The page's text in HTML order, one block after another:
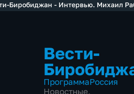
Биробиджан - Интервью. Михаил
Вести-
ПрограммаРоссия
Новостные,